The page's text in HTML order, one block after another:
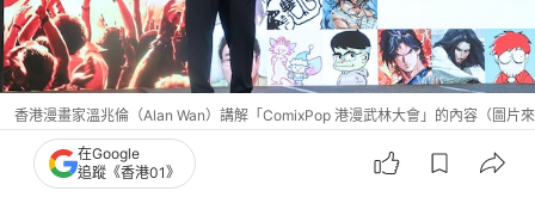
香港漫畫家溫兆倫（Alan Wan）講解「ComixPop 港漫武林大會」的內容（圖片來
源：ACGHK）
在Google
追蹤《香港01》